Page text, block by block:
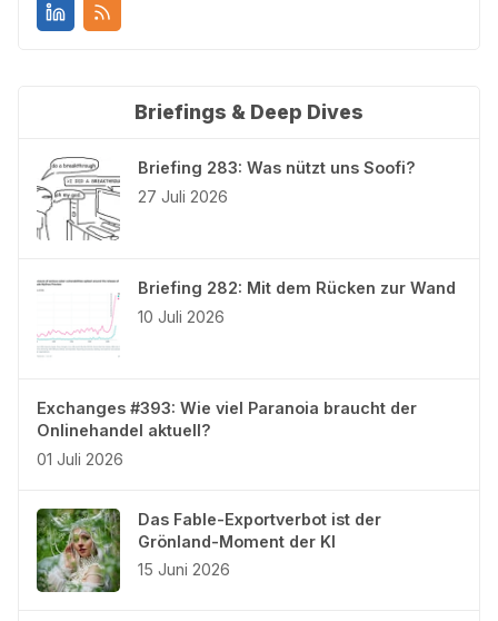
Briefings & Deep Dives
Briefing 283: Was nützt uns Soofi?
27 Juli 2026
Briefing 282: Mit dem Rücken zur Wand
10 Juli 2026
Exchanges #393: Wie viel Paranoia braucht der
Onlinehandel aktuell?
01 Juli 2026
Das Fable-Exportverbot ist der
Grönland-Moment der KI
15 Juni 2026